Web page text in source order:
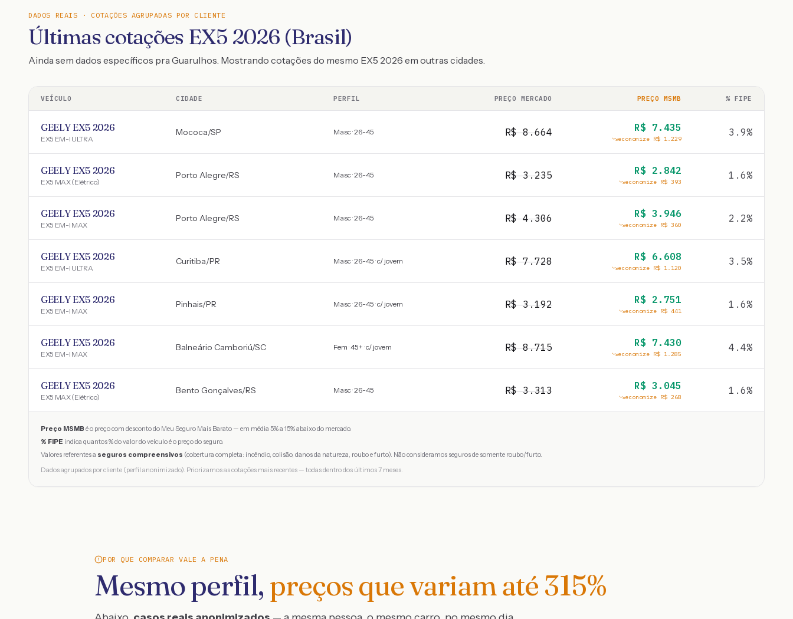
DADOS REAIS · COTAÇÕES AGRUPADAS POR CLIENTE
Últimas cotações EX5 2026 (Brasil)
Ainda sem dados específicos pra Guarulhos. Mostrando cotações do mesmo EX5 2026 em outras cidades.
VEÍCULO CIDADE PERFIL PREÇO MERCADO PREÇO MSMB % FIPE
GEELY EX5 2026
EX5 EM-I ULTRA
Mococa/SP Masc · 26-45 R$8.664 R$ 7.435
economize R$ 1.229
3.9%
GEELY EX5 2026
EX5 MAX (Elétrico)
Porto Alegre/RS Masc · 26-45 R$3.235 R$ 2.842
economize R$ 393
1.6%
GEELY EX5 2026
EX5 EM-I MAX
Porto Alegre/RS Masc · 26-45 R$4.306 R$ 3.946
economize R$ 360
2.2%
GEELY EX5 2026
EX5 EM-I ULTRA
Curitiba/PR Masc · 26-45 · c/ jovem R$7.728 R$ 6.608
economize R$ 1.120
3.5%
GEELY EX5 2026
EX5 EM-I MAX
Pinhais/PR Masc · 26-45 · c/ jovem R$3.192 R$ 2.751
economize R$ 441
1.6%
GEELY EX5 2026
EX5 EM-I MAX
Balneário Camboriú/SC Fem · 45+ · c/ jovem R$8.715 R$ 7.430
economize R$ 1.285
4.4%
GEELY EX5 2026
EX5 MAX (Elétrico)
Bento Gonçalves/RS Masc · 26-45 R$3.313 R$ 3.045
economize R$ 268
1.6%
Preço MSMB é o preço com desconto do Meu Seguro Mais Barato — em média 5% a 15% abaixo do mercado.
% FIPE indica quantos % do valor do veículo é o preço do seguro.
Valores referentes a seguros compreensivos (cobertura completa: incêndio, colisão, danos da natureza, roubo e furto). Não consideramos seguros de somente roubo/furto.
Dados agrupados por cliente (perfil anonimizado). Priorizamos as cotações mais recentes — todas dentro dos últimos 7 meses.
POR QUE COMPARAR VALE A PENA
Mesmo perfil, preços que variam até 315%